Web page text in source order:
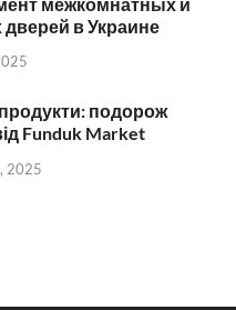
в Украине
продукти: подорож
Funduk Market
2025